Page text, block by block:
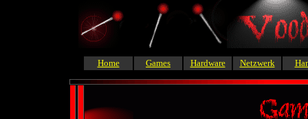
Home Games Hardware Netzwerk